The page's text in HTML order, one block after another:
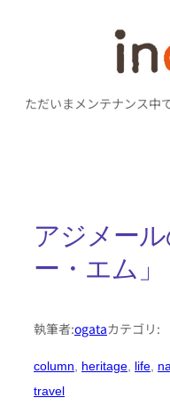
ただいまメンテナンス中
アジメー
ー・エム」
執筆者:ogataカテゴリ:
column heritage life
travel